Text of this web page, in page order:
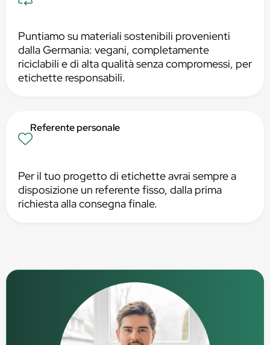
Puntiamo su materiali sostenibili provenienti
dalla Germania: vegani, completamente
riciclabili e di alta qualità senza compromessi, per
etichette responsabili.
Referente personale
Per il tuo progetto di etichette avrai sempre a
disposizione un referente fisso, dalla prima
richiesta alla consegna finale.